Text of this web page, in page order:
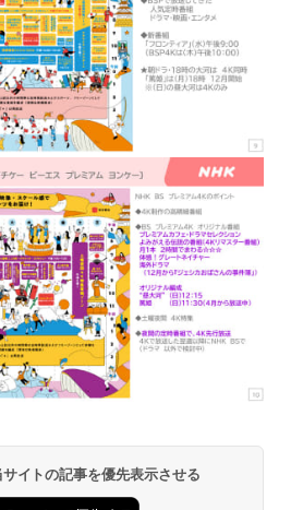
イトの記事を優先表示させる